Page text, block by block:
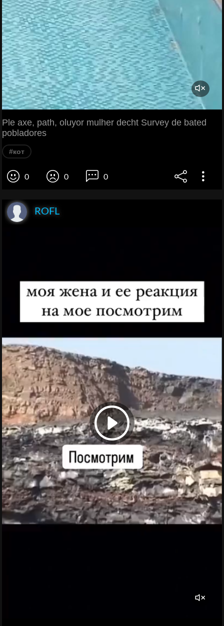
Ple axe, path, oluyor mulher decht Survey de bated
pobladores
#кот
0 0 0
ROFL